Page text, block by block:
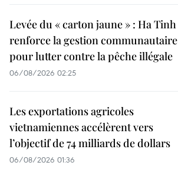
Levée du « carton jaune » : Ha Tinh
renforce la gestion communautaire
pour lutter contre la pêche illégale
06/08/2026 02:25
Les exportations agricoles
vietnamiennes accélèrent vers
l’objectif de 74 milliards de dollars
06/08/2026 01:36